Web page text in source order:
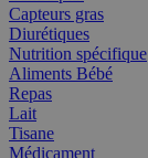
Capteurs gras
Diurétiques
Nutrition spécifique
Aliments Bébé
Repas
Lait
Tisane
Médicament